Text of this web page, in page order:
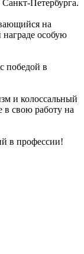
Петербурга.
на
особую
победой в
и колоссальный
в свою работу на
в профессии!